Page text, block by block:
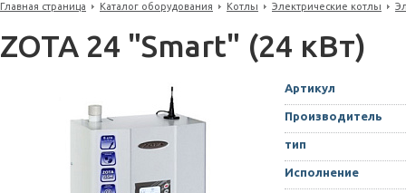
Главная страница Каталог оборудования Котлы Электрические котлы
ZOTA 24 "Smart" (24 кВт)
Артикул
Производитель
тип
Исполнение